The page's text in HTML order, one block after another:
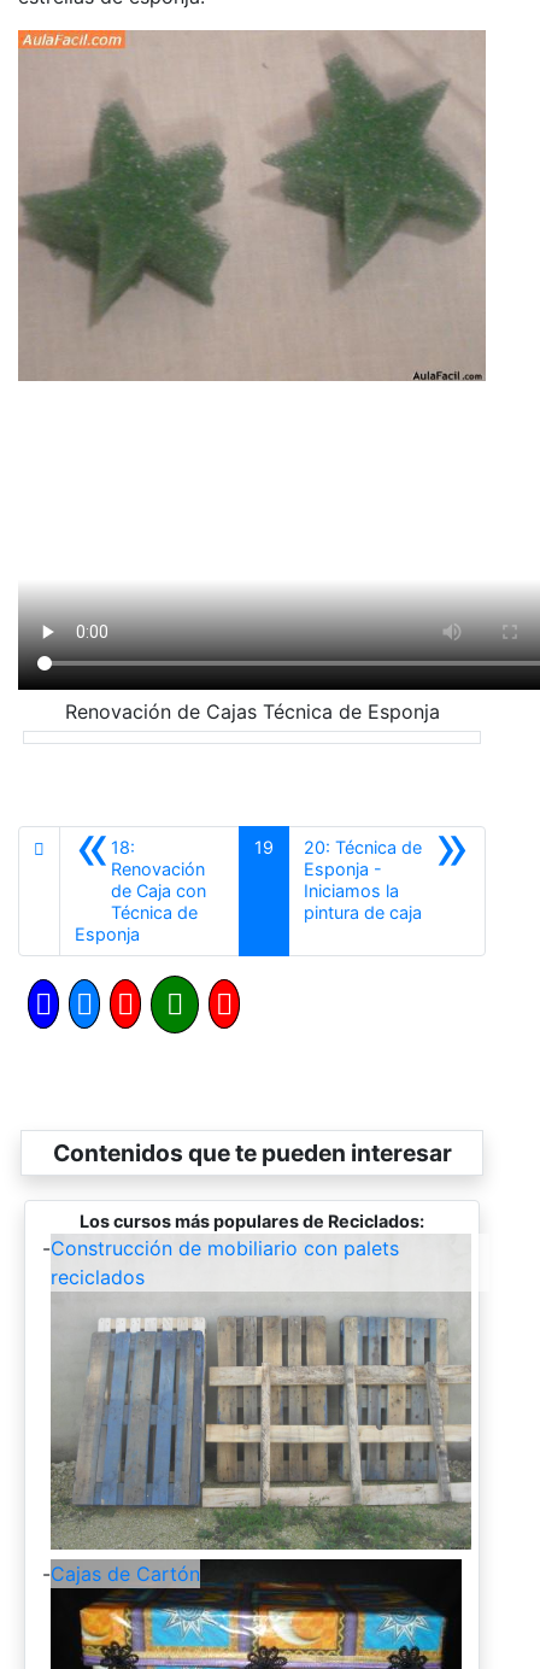
Renovación de Cajas Técnica de Esponja
«18:
Renovación
de Caja con
Técnica de
Esponja
19 »
20: Técnica de
Esponja -
Iniciamos la
pintura de caja
Contenidos que te pueden interesar
Los cursos más populares de Reciclados:
-Construcción de mobiliario con palets
reciclados
-Cajas de Cartón